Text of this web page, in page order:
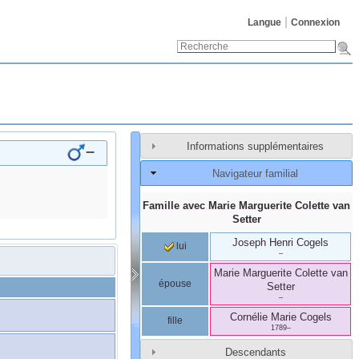
Langue Connexion
– Informations supplémentaires
Navigateur familial
Famille avec Marie Marguerite Colette van
Setter
lui Joseph Henri Cogels
–
épouse
Marie Marguerite Colette van
Setter
–
fille Cornélie Marie Cogels
1789–
Descendants